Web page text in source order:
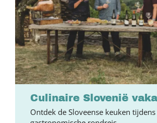
Culinaire Slovenië
Ontdek de Sloveense keuken tijdens